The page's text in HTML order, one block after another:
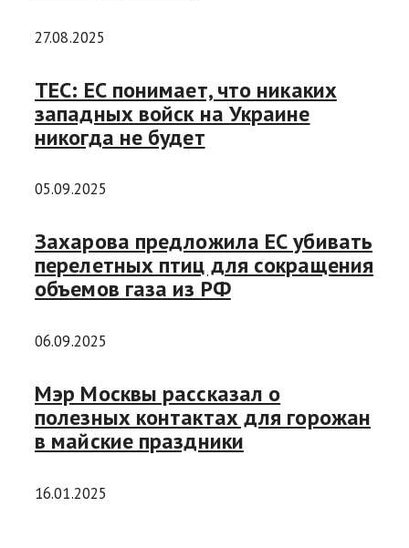
27.08.2025
TEC: ЕС понимает, что никаких
западных войск на Украине
никогда не будет
05.09.2025
Захарова предложила ЕС убивать
перелетных птиц для сокращения
объемов газа из РФ
06.09.2025
Мэр Москвы рассказал о
полезных контактах для горожан
в майские праздники
16.01.2025